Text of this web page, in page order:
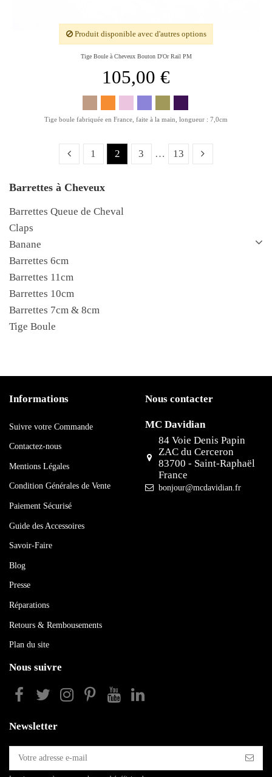
Produit disponible avec d'autres options
Tige Boule à Cheveux Bouton D'Or Rail PM
105,00 €
Tige boule fabriquée en France, faite à la main, longueur : 7,0cm
1 2 3 … 13
Barrettes à Cheveux
Barrettes Queue de Cheval
Claps
Banane
Barrettes 6cm
Barrettes 11cm
Barrettes 10cm
Barrettes 7cm & 8cm
Tige Boule
Informations
Suivre votre Commande
Contactez-nous
Mentions Légales
Condition Générales de Vente
Paiement Sécurisé
Guide des Accessoires
Savoir-Faire
Blog
Presse
Réparations
Retours & Rembousements
Plan du site
Nous contacter
MC Davidian
84 Voie Denis Papin
ZAC du Cerceron
83700 - Saint-Raphaël
France
bonjour@mcdavidian.fr
Nous suivre
Newsletter